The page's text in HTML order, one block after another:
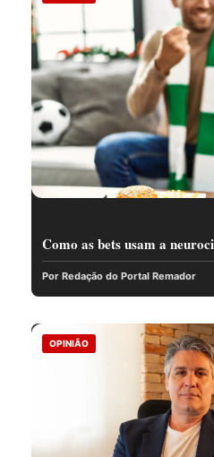
Como as bets usam a
Por Redação do Portal Remador
OPINIÃO